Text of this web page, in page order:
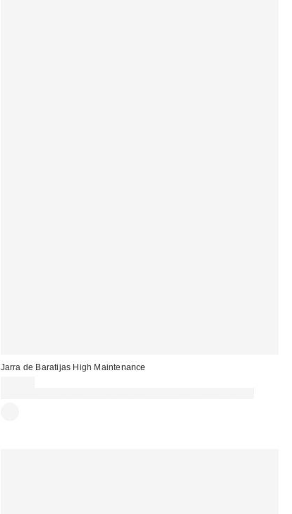
Jarra de Baratijas High Maintenance